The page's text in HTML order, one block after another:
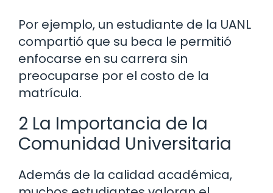
Por ejemplo, un estudiante de la UANL
compartió que su beca le permitió
enfocarse en su carrera sin
preocuparse por el costo de la
matrícula.
2 La Importancia de la
Comunidad Universitaria
Además de la calidad académica,